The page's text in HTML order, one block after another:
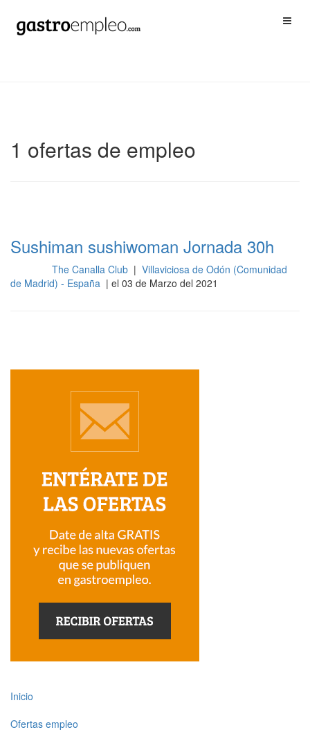
1 ofertas de empleo
Sushiman sushiwoman Jornada 30h
The Canalla Club | Villaviciosa de Odón (Comunidad
de Madrid) - España | el 03 de Marzo del 2021
Inicio
Ofertas empleo